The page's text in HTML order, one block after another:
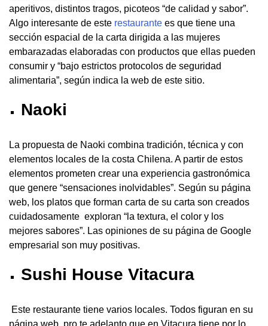
aperitivos, distintos tragos, picoteos “de calidad y sabor”.
Algo interesante de este restaurante es que tiene una
sección espacial de la carta dirigida a las mujeres
embarazadas elaboradas con productos que ellas pueden
consumir y “bajo estrictos protocolos de seguridad
alimentaria”, según indica la web de este sitio.
Naoki
La propuesta de Naoki combina tradición, técnica y con
elementos locales de la costa Chilena. A partir de estos
elementos prometen crear una experiencia gastronómica
que genere “sensaciones inolvidables”. Según su página
web, los platos que forman carta de su carta son creados
cuidadosamente exploran “la textura, el color y los
mejores sabores”. Las opiniones de su página de Google
empresarial son muy positivas.
Sushi House Vitacura
Este restaurante tiene varios locales. Todos figuran en su